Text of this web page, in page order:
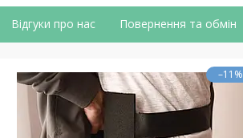
Відгуки про нас Повернення та обмін
–11%